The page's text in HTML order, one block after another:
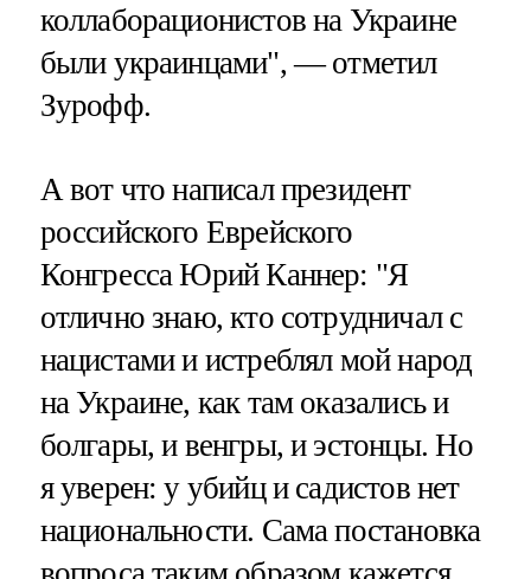
коллаборационистов на Украине
были украинцами", — отметил
Зурофф.
А вот что написал президент
российского Еврейского
Конгресса Юрий Каннер: "Я
отлично знаю, кто сотрудничал с
нацистами и истреблял мой народ
на Украине, как там оказались и
болгары, и венгры, и эстонцы. Но
я уверен: у убийц и садистов нет
национальности. Сама постановка